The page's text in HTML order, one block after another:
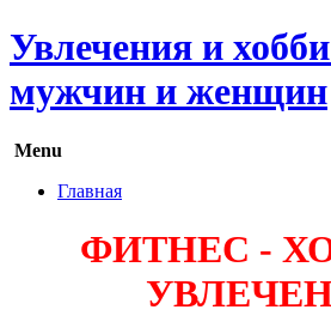
Увлечения и
мужчин и женщин
Menu
Главная
ФИТНЕС -